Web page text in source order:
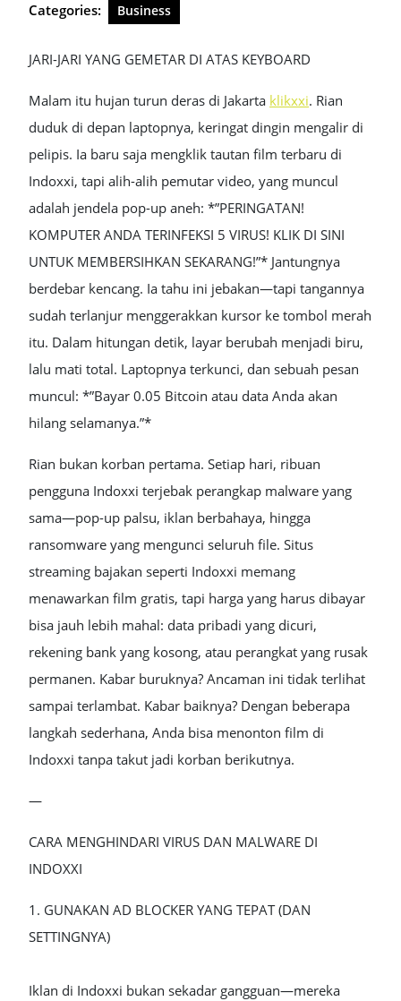
Categories: Business
JARI-JARI YANG GEMETAR DI ATAS KEYBOARD
Malam itu hujan turun deras di Jakarta klikxxi. Rian
duduk di depan laptopnya, keringat dingin mengalir di
pelipis. Ia baru saja mengklik tautan film terbaru di
Indoxxi, tapi alih-alih pemutar video, yang muncul
adalah jendela pop-up aneh: *”PERINGATAN!
KOMPUTER ANDA TERINFEKSI 5 VIRUS! KLIK DI SINI
UNTUK MEMBERSIHKAN SEKARANG!”* Jantungnya
berdebar kencang. Ia tahu ini jebakan—tapi tangannya
sudah terlanjur menggerakkan kursor ke tombol merah
itu. Dalam hitungan detik, layar berubah menjadi biru,
lalu mati total. Laptopnya terkunci, dan sebuah pesan
muncul: *”Bayar 0.05 Bitcoin atau data Anda akan
hilang selamanya.”*
Rian bukan korban pertama. Setiap hari, ribuan
pengguna Indoxxi terjebak perangkap malware yang
sama—pop-up palsu, iklan berbahaya, hingga
ransomware yang mengunci seluruh file. Situs
streaming bajakan seperti Indoxxi memang
menawarkan film gratis, tapi harga yang harus dibayar
bisa jauh lebih mahal: data pribadi yang dicuri,
rekening bank yang kosong, atau perangkat yang rusak
permanen. Kabar buruknya? Ancaman ini tidak terlihat
sampai terlambat. Kabar baiknya? Dengan beberapa
langkah sederhana, Anda bisa menonton film di
Indoxxi tanpa takut jadi korban berikutnya.
—
CARA MENGHINDARI VIRUS DAN MALWARE DI
INDOXXI
1. GUNAKAN AD BLOCKER YANG TEPAT (DAN
SETTINGNYA)
Iklan di Indoxxi bukan sekadar gangguan—mereka